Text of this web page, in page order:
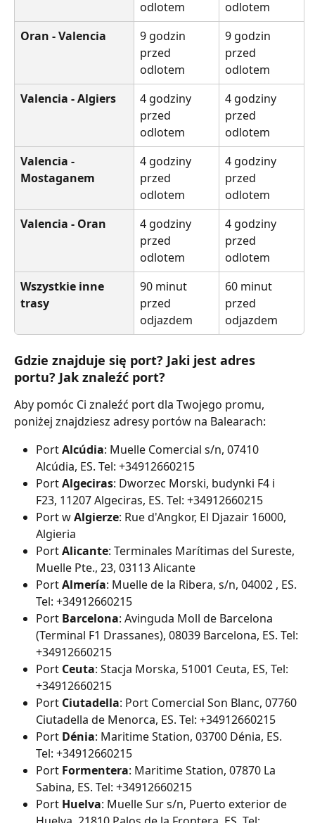
odlotem
odlotem
Oran - Valencia
9 godzin
przed
odlotem
9 godzin
przed
odlotem
Valencia - Algiers
4 godziny
przed
odlotem
4 godziny
przed
odlotem
Valencia -
Mostaganem
4 godziny
przed
odlotem
4 godziny
przed
odlotem
Valencia - Oran
4 godziny
przed
odlotem
4 godziny
przed
odlotem
Wszystkie inne
trasy
90 minut
przed
odjazdem
60 minut
przed
odjazdem
Gdzie znajduje się port? Jaki jest adres
portu? Jak znaleźć port?
Aby pomóc Ci znaleźć port dla Twojego promu,
poniżej znajdziesz adresy portów na Balearach:
Port Alcúdia: Muelle Comercial s/n, 07410
Alcúdia, ES. Tel: +34912660215
Port Algeciras: Dworzec Morski, budynki F4 i
F23, 11207 Algeciras, ES. Tel: +34912660215
Port w Algierze: Rue d'Angkor, El Djazair 16000,
Algieria
Port Alicante: Terminales Marítimas del Sureste,
Muelle Pte., 23, 03113 Alicante
Port Almería: Muelle de la Ribera, s/n, 04002 , ES.
Tel: +34912660215
Port Barcelona: Avinguda Moll de Barcelona
(Terminal F1 Drassanes), 08039 Barcelona, ES. Tel:
+34912660215
Port Ceuta: Stacja Morska, 51001 Ceuta, ES, Tel:
+34912660215
Port Ciutadella: Port Comercial Son Blanc, 07760
Ciutadella de Menorca, ES. Tel: +34912660215
Port Dénia: Maritime Station, 03700 Dénia, ES.
Tel: +34912660215
Port Formentera: Maritime Station, 07870 La
Sabina, ES. Tel: +34912660215
Port Huelva: Muelle Sur s/n, Puerto exterior de